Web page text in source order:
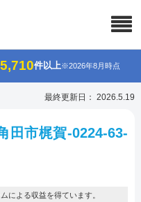
件以上※2026年8月時点
最終更新日： 2026.5.19
田市梶賀-0224-63-
による収益を得ています。